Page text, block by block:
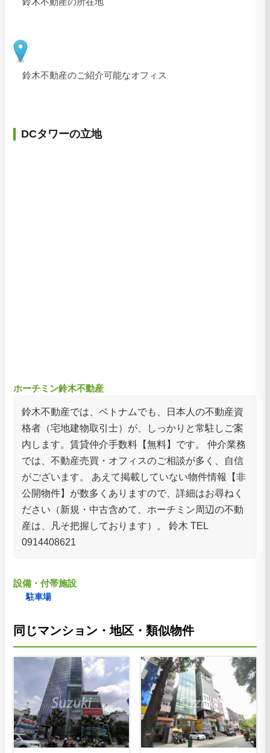
鈴木不動産のご紹介可能なオフィス
DCタワーの立地
ホーチミン鈴木不動産
鈴木不動産では、ベトナムでも、日本人の不動産資
格者（宅地建物取引士）が、しっかりと常駐しご案
内します。賃貸仲介手数料【無料】です。 仲介業務
では、不動産売買・オフィスのご相談が多く、自信
がございます。 あえて掲載していない物件情報【非
公開物件】が数多くありますので、詳細はお尋ねく
ださい（新規・中古含めて、ホーチミン周辺の不動
産は、凡そ把握しております）。 鈴木 TEL
0914408621
設備・付帯施設
駐車場
同じマンション・地区・類似物件